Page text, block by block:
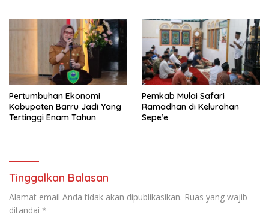
Pertumbuhan Ekonomi
Kabupaten Barru Jadi Yang
Tertinggi Enam Tahun
Pemkab Mulai Safari
Ramadhan di Kelurahan
Sepe’e
Tinggalkan Balasan
Alamat email Anda tidak akan dipublikasikan. Ruas yang wajib
ditandai *